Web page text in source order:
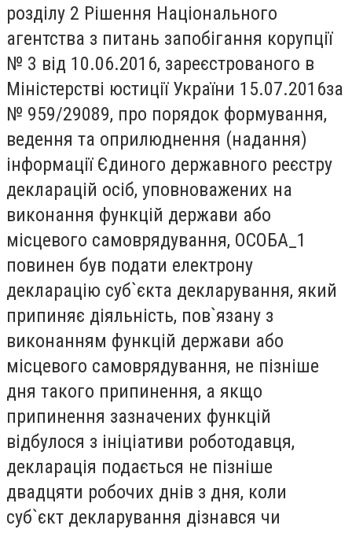
розділу 2 Рішення Національного
агентства з питань запобігання корупції
№ 3 від 10.06.2016, зареєстрованого в
Міністерстві юстиції України 15.07.2016за
№ 959/29089, про порядок формування,
ведення та оприлюднення (надання)
інформації Єдиного державного реєстру
декларацій осіб, уповноважених на
виконання функцій держави або
місцевого самоврядування, ОСОБА_1
повинен був подати електрону
декларацію суб`єкта декларування, який
припиняє діяльність, пов`язану з
виконанням функцій держави або
місцевого самоврядування, не пізніше
дня такого припинення, а якщо
припинення зазначених функцій
відбулося з ініціативи роботодавця,
декларація подається не пізніше
двадцяти робочих днів з дня, коли
суб`єкт декларування дізнався чи